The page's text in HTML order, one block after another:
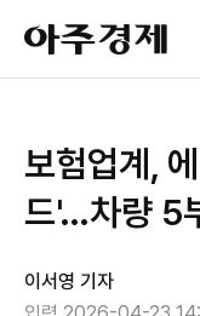
아
주
경
보험업계,
드'…차량 5
이서영 기자